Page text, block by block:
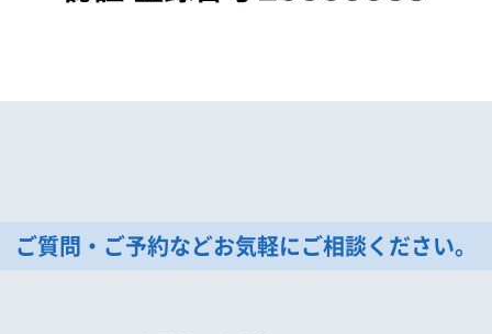
ご質問・ご予約などお気軽にご相談ください。